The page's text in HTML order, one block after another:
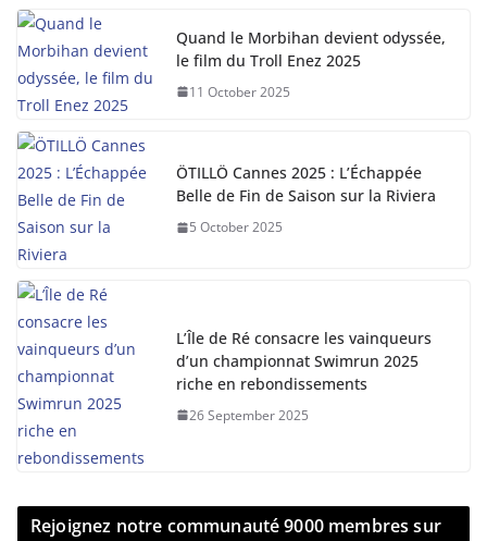
Quand le Morbihan devient odyssée,
le film du Troll Enez 2025
11 October 2025
ÖTILLÖ Cannes 2025 : L’Échappée
Belle de Fin de Saison sur la Riviera
5 October 2025
L’Île de Ré consacre les vainqueurs
d’un championnat Swimrun 2025
riche en rebondissements
26 September 2025
Rejoignez notre communauté 9000 membres sur